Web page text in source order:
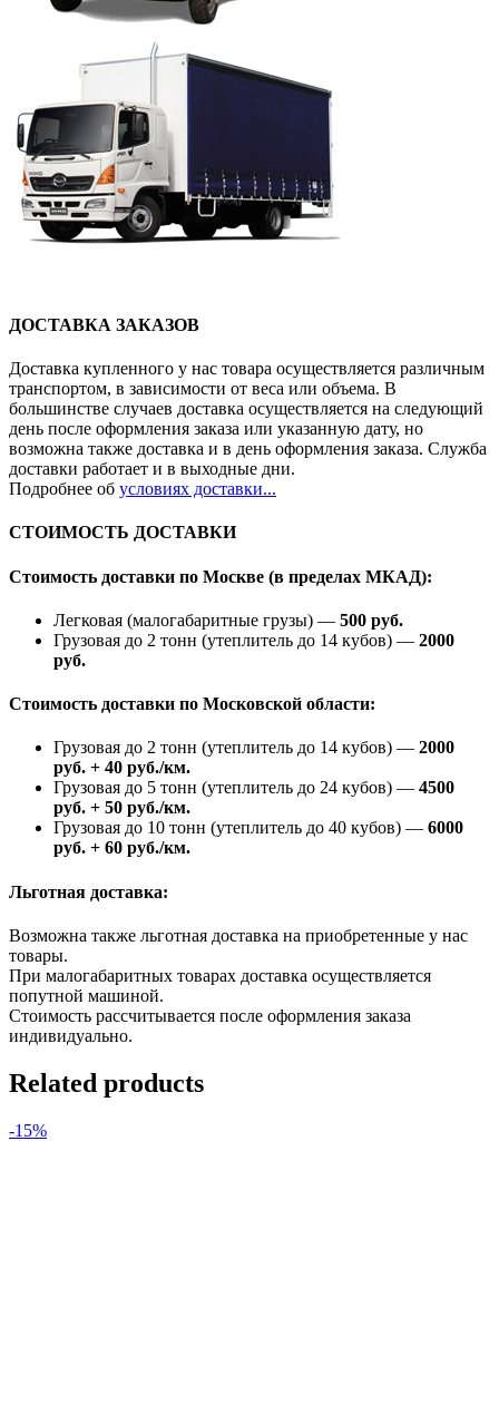
ДОСТАВКА ЗАКАЗОВ
Доставка купленного у нас товара осуществляется различным
транспортом, в зависимости от веса или объема. В
большинстве случаев доставка осуществляется на следующий
день после оформления заказа или указанную дату, но
возможна также доставка и в день оформления заказа. Служба
доставки работает и в выходные дни.
Подробнее об условиях доставки...
СТОИМОСТЬ ДОСТАВКИ
Стоимость доставки по Москве (в пределах МКАД):
Легковая (малогабаритные грузы) — 500 руб.
Грузовая до 2 тонн (утеплитель до 14 кубов) — 2000
руб.
Стоимость доставки по Московской области:
Грузовая до 2 тонн (утеплитель до 14 кубов) — 2000
руб. + 40 руб./км.
Грузовая до 5 тонн (утеплитель до 24 кубов) — 4500
руб. + 50 руб./км.
Грузовая до 10 тонн (утеплитель до 40 кубов) — 6000
руб. + 60 руб./км.
Льготная доставка:
Возможна также льготная доставка на приобретенные у нас
товары.
При малогабаритных товарах доставка осуществляется
попутной машиной.
Стоимость рассчитывается после оформления заказа
индивидуально.
Related products
-15%